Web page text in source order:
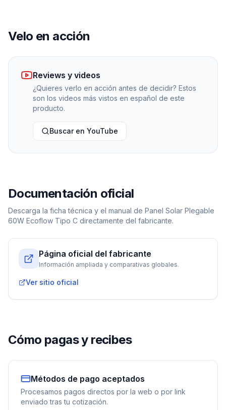
Velo en acción
Reviews y videos
¿Quieres verlo en acción antes de decidir? Estos
son los videos más vistos en español de este
producto.
Buscar en YouTube
Documentación oficial
Descarga la ficha técnica y el manual de Panel Solar Plegable
60W Ecoflow Tipo C directamente del fabricante.
Página oficial del fabricante
Información ampliada y comparativas globales.
Ver sitio oficial
Cómo pagas y recibes
Métodos de pago aceptados
Procesamos pagos directos por la web o por link
enviado tras tu cotización.